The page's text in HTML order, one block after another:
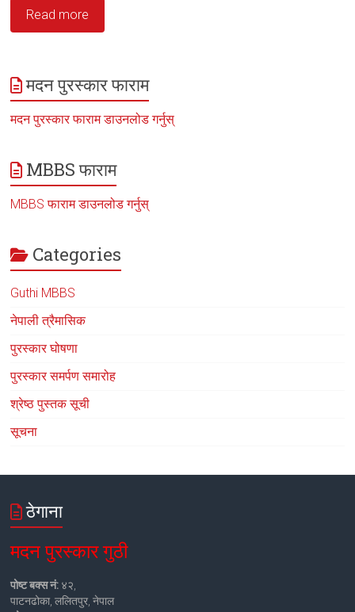
Read more
मदन पुरस्कार फाराम
मदन पुरस्कार फाराम डाउनलोड गर्नुस्
MBBS फाराम
MBBS फाराम डाउनलोड गर्नुस्
Categories
Guthi MBBS
नेपाली त्रैमासिक
पुरस्कार घोषणा
पुरस्कार समर्पण समारोह
श्रेष्ठ पुस्तक सूची
सूचना
ठेगाना
मदन पुरस्कार गुठी
पोष्ट बक्स नं: ४२,
पाटनढोका, ललितपुर, नेपाल